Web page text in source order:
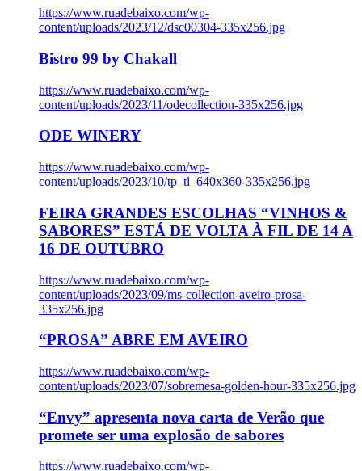
https://www.ruadebaixo.com/wp-
content/uploads/2023/12/dsc00304-335x256.jpg
Bistro 99 by Chakall
https://www.ruadebaixo.com/wp-
content/uploads/2023/11/odecollection-335x256.jpg
ODE WINERY
https://www.ruadebaixo.com/wp-
content/uploads/2023/10/tp_tl_640x360-335x256.jpg
FEIRA GRANDES ESCOLHAS “VINHOS &
SABORES” ESTÁ DE VOLTA À FIL DE 14 A
16 DE OUTUBRO
https://www.ruadebaixo.com/wp-
content/uploads/2023/09/ms-collection-aveiro-prosa-
335x256.jpg
“PROSA” ABRE EM AVEIRO
https://www.ruadebaixo.com/wp-
content/uploads/2023/07/sobremesa-golden-hour-335x256.jpg
“Envy” apresenta nova carta de Verão que
promete ser uma explosão de sabores
https://www.ruadebaixo.com/wp-